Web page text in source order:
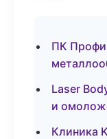
ПК Профи
Laser
и
Клиника